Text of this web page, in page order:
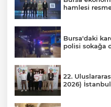
hamlesi
Bursa'daki
polisi sokağa
22.
2026)